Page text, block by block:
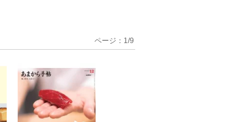
ページ： 1 /9